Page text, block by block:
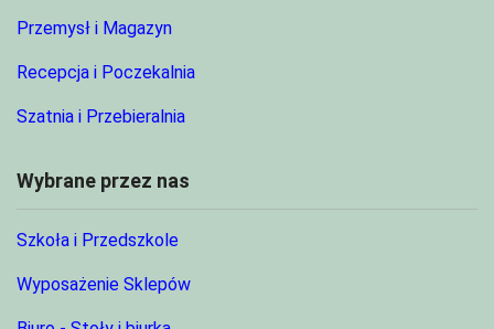
Przemysł i Magazyn
Recepcja i Poczekalnia
Szatnia i Przebieralnia
Wybrane przez nas
Szkoła i Przedszkole
Wyposażenie Sklepów